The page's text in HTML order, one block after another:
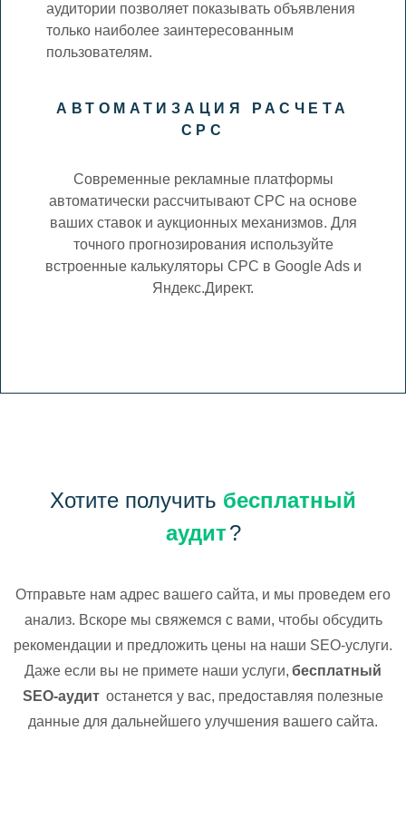
аудитории позволяет показывать объявления
только наиболее заинтересованным
пользователям.
АВТОМАТИЗАЦИЯ РАСЧЕТА
CPC
Современные рекламные платформы
автоматически рассчитывают CPC на основе
ваших ставок и аукционных механизмов. Для
точного прогнозирования используйте
встроенные калькуляторы CPC в Google Ads и
Яндекс.Директ.
Хотите получить бесплатный
аудит?
Отправьте нам адрес вашего сайта, и мы проведем его
анализ. Вскоре мы свяжемся с вами, чтобы обсудить
рекомендации и предложить цены на наши SEO-услуги.
Даже если вы не примете наши услуги, бесплатный
SEO-аудит останется у вас, предоставляя полезные
данные для дальнейшего улучшения вашего сайта.